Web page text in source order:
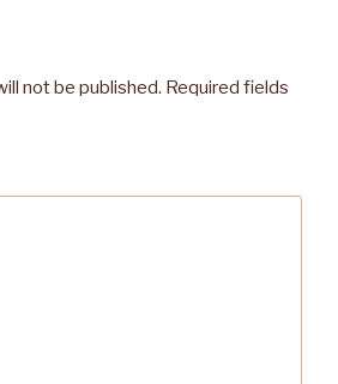
not be published. Required fields